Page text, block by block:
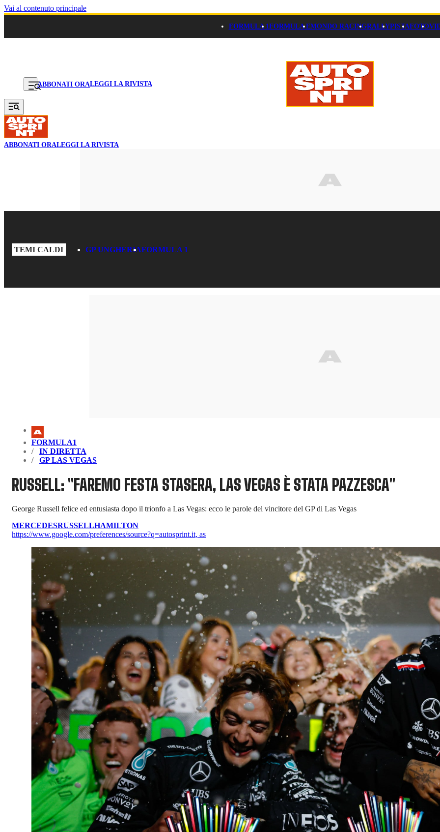
Vai al contenuto principale
FORMULA 1FORMULA EMONDO RACINGRALLYPISTAFOTO
ABBONATI ORALEGGI LA RIVISTA
ABBONATI ORALEGGI LA RIVISTA
TEMI CALDI GP UNGHERIAFORMULA 1
FORMULA1
IN DIRETTA
GP LAS VEGAS
RUSSELL: "FAREMO FESTA STASERA, LAS VEGAS È STATA PAZZESCA"
George Russell felice ed entusiasta dopo il trionfo a Las Vegas: ecco le parole del vincitore del GP di Las Vegas
MERCEDESRUSSELLHAMILTON
https://www.google.com/preferences/source?q=autosprint.it, as